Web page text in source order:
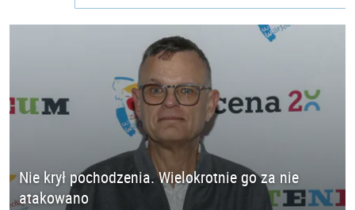
Nie krył pochodzenia. Wielokrotnie go za nie
atakowano